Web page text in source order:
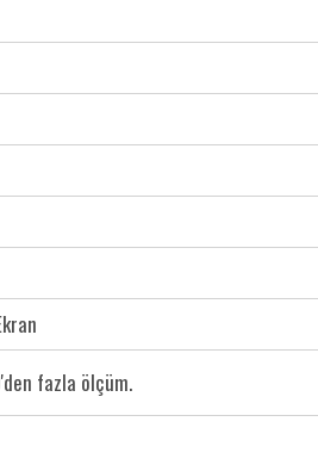
fazla ölçüm.